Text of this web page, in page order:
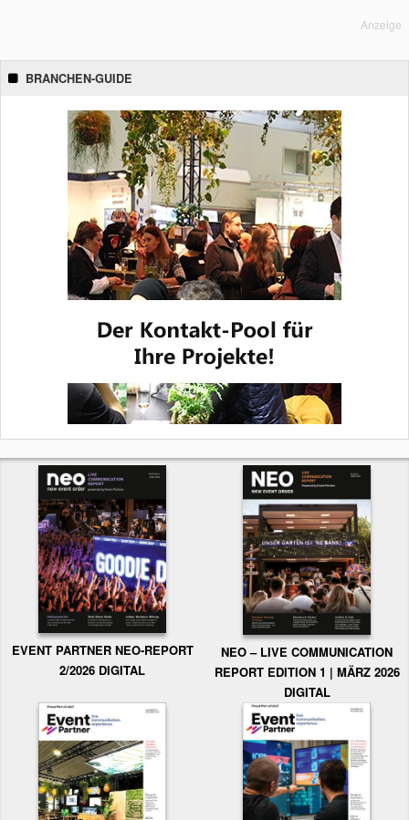
Anzeige
BRANCHEN-GUIDE
EVENT PARTNER NEO-REPORT
2/2026 DIGITAL
NEO – LIVE COMMUNICATION
REPORT EDITION 1 | MÄRZ 2026
DIGITAL